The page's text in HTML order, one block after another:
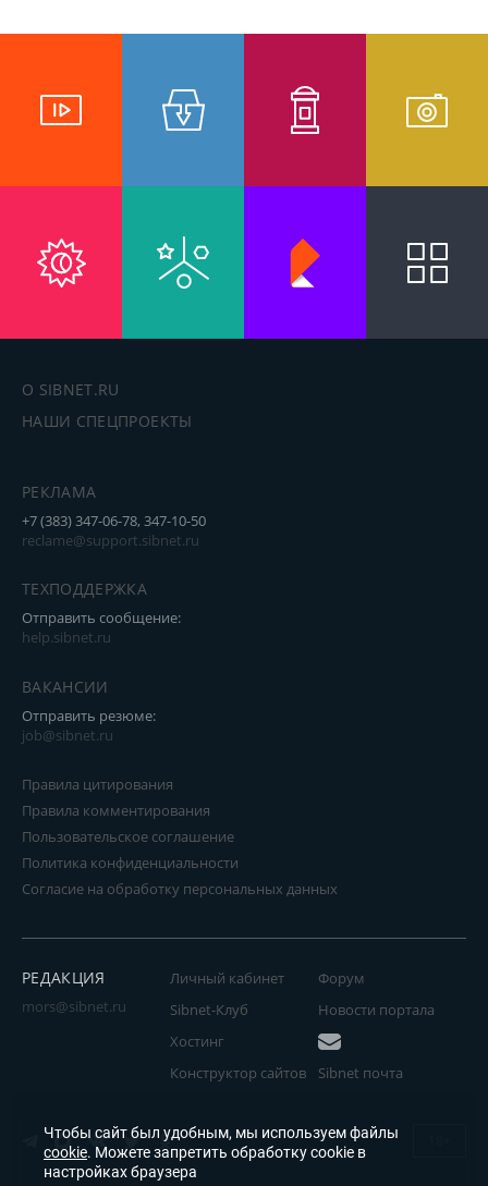
О SIBNET.RU
НАШИ СПЕЦПРОЕКТЫ
РЕКЛАМА
+7 (383) 347-06-78, 347-10-50
reclame@support.sibnet.ru
ТЕХПОДДЕРЖКА
Отправить сообщение:
help.sibnet.ru
ВАКАНСИИ
Отправить резюме:
job@sibnet.ru
Правила цитирования
Правила комментирования
Пользовательское соглашение
Политика конфиденциальности
Согласие на обработку персональных данных
РЕДАКЦИЯ
mors@sibnet.ru
Личный кабинет
Sibnet-Клуб
Форум
Новости портала
Хостинг
Конструктор сайтов
Sibnet почта
Чтобы сайт был удобным, мы используем файлы
cookie. Можете запретить обработку cookie в
настройках браузера